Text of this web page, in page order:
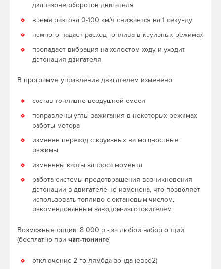
диапазоне оборотов двигателя
время разгона 0-100 км/ч снижается на 1 секунду
немного падает расход топлива в круизных режимах
пропадает вибрация на холостом ходу и уходит
детонация двигателя
В программе управления двигателем изменено:
состав топливно-воздушной смеси
поправлены углы зажигания в некоторых режимах
работы мотора
изменен переход с круизных на мощностные
режимы
изменены карты запроса момента
работа системы предотвращения возникновения
детонации в двигателе не изменена, что позволяет
использовать топливо с октановым числом,
рекомендованным заводом-изготовителем
Возможные опции: 8 000 р - за любой набор опций
(бесплатно при чип-тюнинге)
отключение 2-го лямбда зонда (евро2)